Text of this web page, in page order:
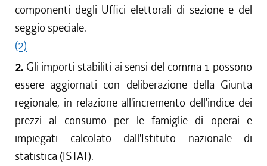
componenti degli Uffici elettorali di sezione e del
seggio speciale.
(2)
2. Gli importi stabiliti ai sensi del comma 1 possono
essere aggiornati con deliberazione della Giunta
regionale, in relazione all'incremento dell'indice dei
prezzi al consumo per le famiglie di operai e
impiegati calcolato dall'Istituto nazionale di
statistica (ISTAT).